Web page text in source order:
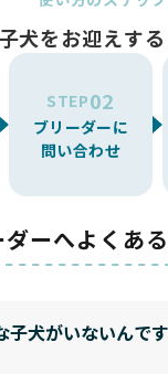
子犬をお迎えす
STEP02
ブリーダーに
問い合わせ
ーへよくあ
子犬がいないんで